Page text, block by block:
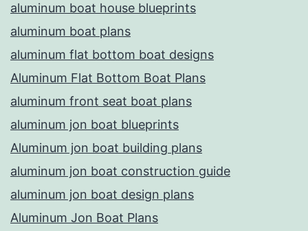
aluminum boat house blueprints
aluminum boat plans
aluminum flat bottom boat designs
Aluminum Flat Bottom Boat Plans
aluminum front seat boat plans
aluminum jon boat blueprints
Aluminum jon boat building plans
aluminum jon boat construction guide
aluminum jon boat design plans
Aluminum Jon Boat Plans